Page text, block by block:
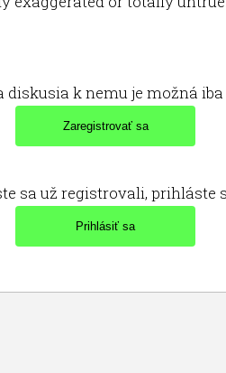
diskusia k nemu je možná
sa už registrovali, prihláste